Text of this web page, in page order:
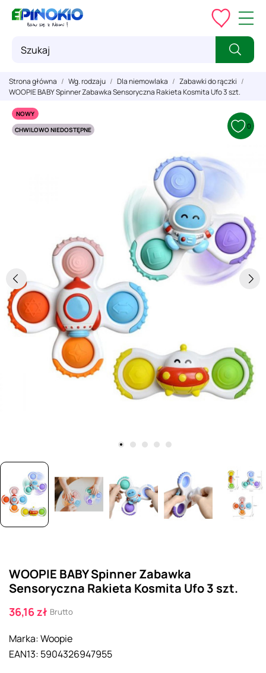
Strona główna Wg. rodzaju Dla niemowlaka
Zabawki do rączki
WOOPIE BABY Spinner Zabawka Sensoryczna Rakieta Kosmita Ufo 3 szt.
NOWY
CHWILOWO NIEDOSTĘPNE
0
WOOPIE BABY Spinner Zabawka
Sensoryczna Rakieta Kosmita Ufo 3 szt.
36,16 zł Brutto
Marka:Woopie
EAN13: 5904326947955